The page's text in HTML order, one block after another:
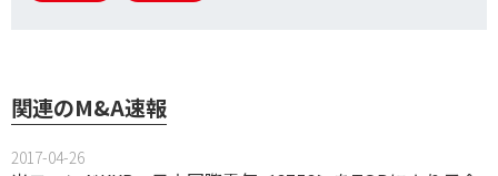
関連のM&A速報
2017-04-26